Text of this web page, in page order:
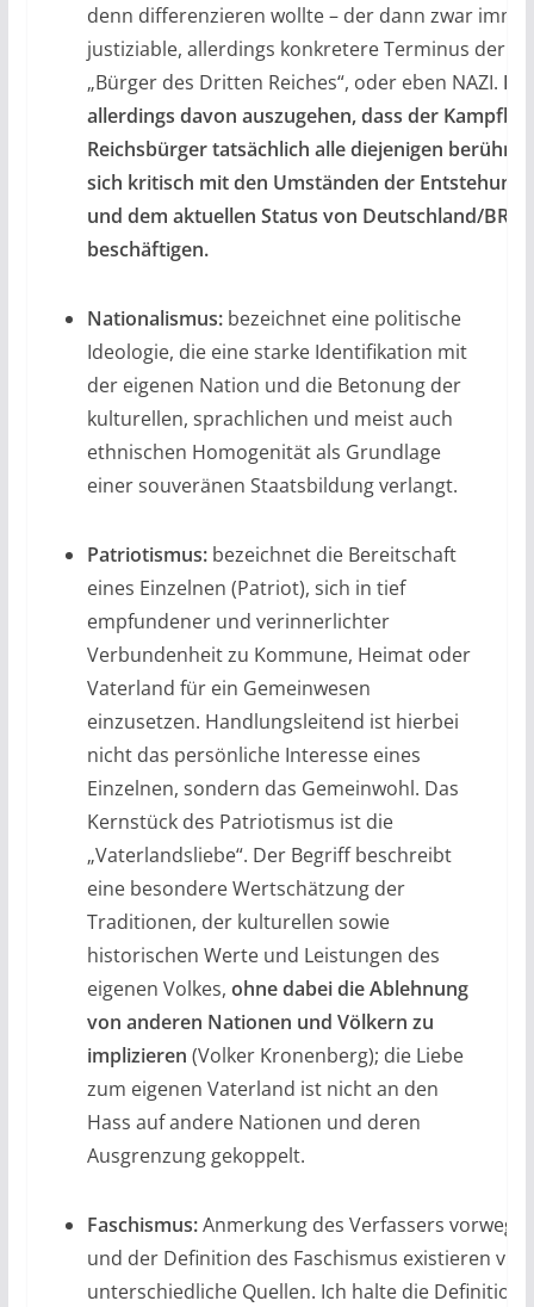
denn differenzieren wollte – der dann zwar
justiziable, allerdings konkretere Terminus der
„Bürger des Dritten Reiches“, oder eben NAZI. Es
allerdings davon auszugehen, dass der
Reichsbürger tatsächlich alle diejenigen
sich kritisch mit den Umständen der Entstehung
und dem aktuellen Status von Deutschland/
beschäftigen.
Nationalismus:bezeichnet eine politische
Ideologie, die eine starke Identifikation mit
der eigenen Nation und die Betonung der
kulturellen, sprachlichen und meist auch
ethnischen Homogenität als Grundlage
einer souveränen Staatsbildung verlangt.
Patriotismus:bezeichnet die Bereitschaft
eines Einzelnen (Patriot), sich in tief
empfundener und verinnerlichter
Verbundenheit zu Kommune, Heimat oder
Vaterland für ein Gemeinwesen
einzusetzen. Handlungsleitend ist hierbei
nicht das persönliche Interesse eines
Einzelnen, sondern das Gemeinwohl. Das
Kernstück des Patriotismus ist die
„Vaterlandsliebe“. Der Begriff beschreibt
eine besondere Wertschätzung der
Traditionen, der kulturellen sowie
historischen Werte und Leistungen des
eigenen Volkes, ohne dabei die Ablehnung
von anderen Nationen und Völkern zu
implizieren (Volker Kronenberg); die Liebe
zum eigenen Vaterland ist nicht an den
Hass auf andere Nationen und deren
Ausgrenzung gekoppelt.
Faschismus:Anmerkung des Verfassers vorweg:
und der Definition des Faschismus existieren
unterschiedliche Quellen. Ich halte die Definition